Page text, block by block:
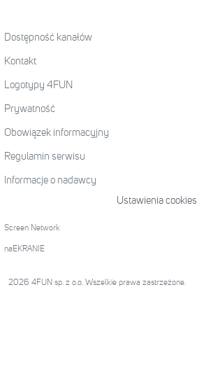
Dostępność kanałów
Kontakt
Logotypy 4FUN
Prywatność
Obowiązek informacyjny
Regulamin serwisu
Informacje o nadawcy
Ustawienia cookies
Screen Network
naEKRANIE
2026 4FUN sp. z o.o. Wszelkie prawa zastrzeżone.